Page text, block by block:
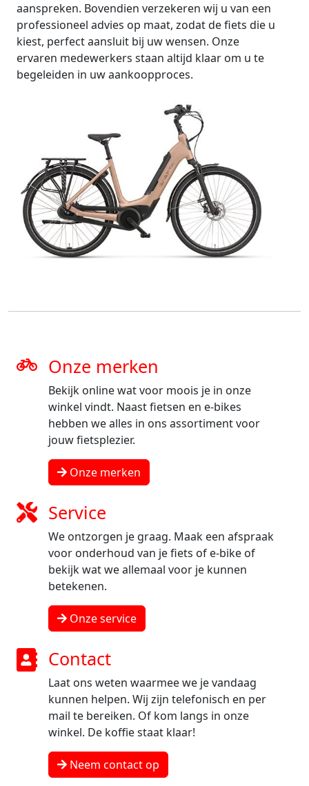
aanspreken. Bovendien verzekeren wij u van een
professioneel advies op maat, zodat de fiets die u
kiest, perfect aansluit bij uw wensen. Onze
ervaren medewerkers staan altijd klaar om u te
begeleiden in uw aankoopproces.
Onze merken
Bekijk online wat voor moois je in onze
winkel vindt. Naast fietsen en e-bikes
hebben we alles in ons assortiment voor
jouw fietsplezier.
Onze merken
Service
We ontzorgen je graag. Maak een afspraak
voor onderhoud van je fiets of e-bike of
bekijk wat we allemaal voor je kunnen
betekenen.
Onze service
Contact
Laat ons weten waarmee we je vandaag
kunnen helpen. Wij zijn telefonisch en per
mail te bereiken. Of kom langs in onze
winkel. De koffie staat klaar!
Neem contact op